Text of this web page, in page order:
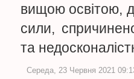
вищою освітою,
сили,
та
Середа, 23 Червня 2021